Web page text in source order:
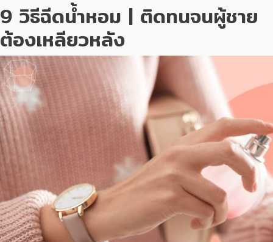
9 วิธีฉีดน้ำหอม | ติดทนจนผู้ชาย
ต้องเหลียวหลัง